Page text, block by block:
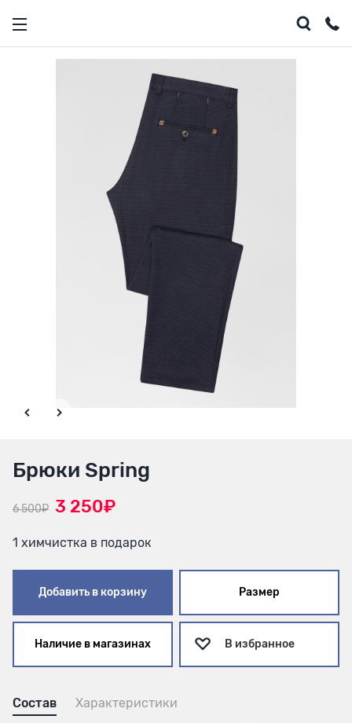
Брюки Spring
6 500₽ 3 250₽
1 химчистка в подарок
Добавить в корзину Размер
Наличие в магазинах В избранное
Состав Характеристики